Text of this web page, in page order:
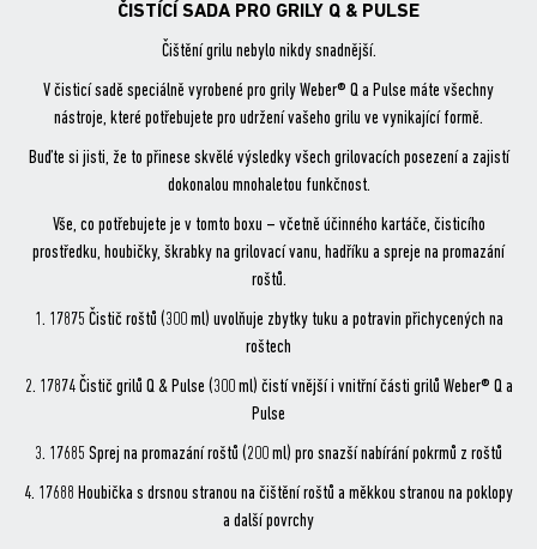
ČISTÍCÍ SADA PRO GRILY Q & PULSE
Čištění grilu nebylo nikdy snadnější.
V čisticí sadě speciálně vyrobené pro grily Weber® Q a Pulse máte všechny
nástroje, které potřebujete pro udržení vašeho grilu ve vynikající formě.
Buďte si jisti, že to přinese skvělé výsledky všech grilovacích posezení a zajistí
dokonalou mnohaletou funkčnost.
Vše, co potřebujete je v tomto boxu – včetně účinného kartáče, čisticího
prostředku, houbičky, škrabky na grilovací vanu, hadříku a spreje na promazání
roštů.
1. 17875 Čistič roštů (300 ml) uvolňuje zbytky tuku a potravin přichycených na
roštech
2. 17874 Čistič grilů Q & Pulse (300 ml) čistí vnější i vnitřní části grilů Weber® Q a
Pulse
3. 17685 Sprej na promazání roštů (200 ml) pro snazší nabírání pokrmů z roštů
4. 17688 Houbička s drsnou stranou na čištění roštů a měkkou stranou na poklopy
a další povrchy